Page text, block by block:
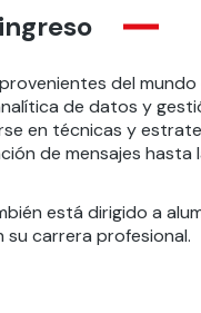
del
de datos y
e en técnicas y
de mensajes hasta
está dirigido a
su carrera profesional.